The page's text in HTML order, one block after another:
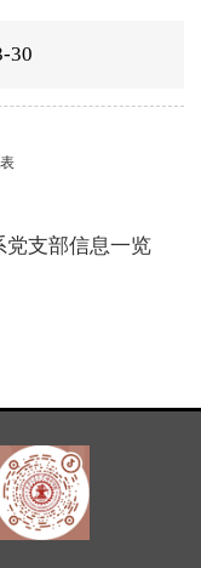
30
党支部信息一览